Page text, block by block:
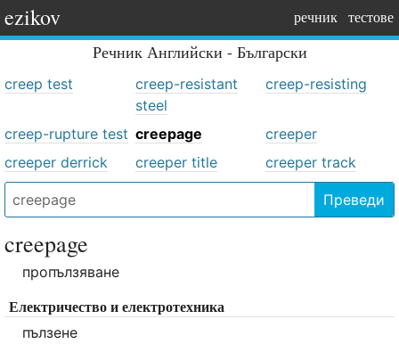
ezikov речник тестове
Речник Английски - Български
creep test
creep-resistant
steel
creep-resisting
creep-rupture test creepage
creeper
creeper derrick
creeper title creeper track
Преведи
creepage
пропълзяване
Електричество и електротехника
пълзене